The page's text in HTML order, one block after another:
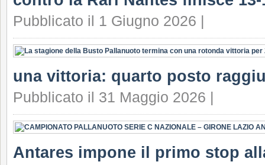
Pubblicato il 1 Giugno 2026 |
una vittoria: quarto posto
Pubblicato il 31 Maggio 2026 |
Antares impone il primo stop